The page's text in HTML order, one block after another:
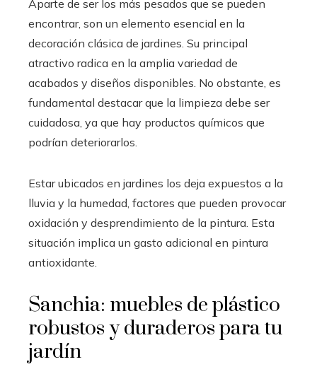
Aparte de ser los más pesados que se pueden
encontrar, son un elemento esencial en la
decoración clásica de jardines. Su principal
atractivo radica en la amplia variedad de
acabados y diseños disponibles. No obstante, es
fundamental destacar que la limpieza debe ser
cuidadosa, ya que hay productos químicos que
podrían deteriorarlos.
Estar ubicados en jardines los deja expuestos a la
lluvia y la humedad, factores que pueden provocar
oxidación y desprendimiento de la pintura. Esta
situación implica un gasto adicional en pintura
antioxidante.
Sanchia: muebles de plástico
robustos y duraderos para tu
jardín